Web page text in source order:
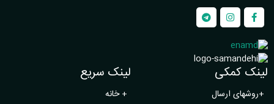
لینک کمکی
+روشهای ارسال
لینک سریع
+خانه